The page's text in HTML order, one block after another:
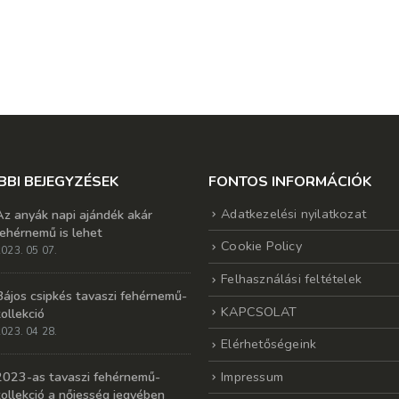
BEJEGYZÉSEK
anyák napi ajándék akár
is lehet
05 07.
csipkés tavaszi fehérnemű-
04 28.
as tavaszi fehérnemű-
a nőiesség jegyében
FONTOS INFORMÁCIÓK
Adatkezelési nyilatkozat
Cookie Policy
Felhasználási feltételek
KAPCSOLAT
Elérhetőségeink
Impressum